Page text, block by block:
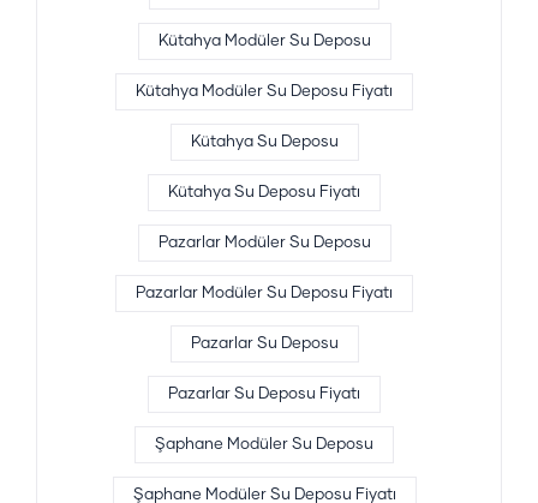
Kütahya Modüler Su Deposu
Kütahya Modüler Su Deposu Fiyatı
Kütahya Su Deposu
Kütahya Su Deposu Fiyatı
Pazarlar Modüler Su Deposu
Pazarlar Modüler Su Deposu Fiyatı
Pazarlar Su Deposu
Pazarlar Su Deposu Fiyatı
Şaphane Modüler Su Deposu
Şaphane Modüler Su Deposu Fiyatı